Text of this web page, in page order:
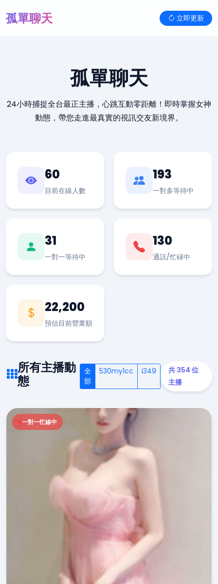
孤單聊天 立即更新
孤單聊天
24小時捕捉全台最正主播，心跳互動零距離！即時掌握女神
動態，帶您走進最真實的視訊交友新境界。
60
目前在線人數
193
一對多等待中
31
一對一等待中
130
通話/忙碌中
22,200
預估目前營業額
所有主播動
態
全
部
530my1cc i349
共 354 位
主播
一對一忙線中